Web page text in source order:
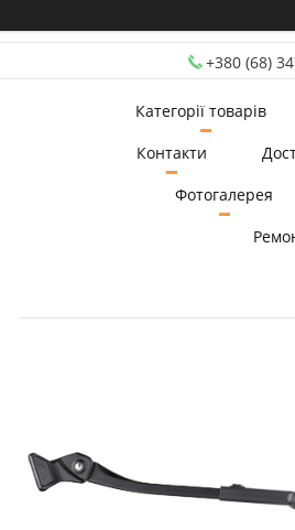
+380 (68)
Категорії товарів
Контакти
Фотогалерея